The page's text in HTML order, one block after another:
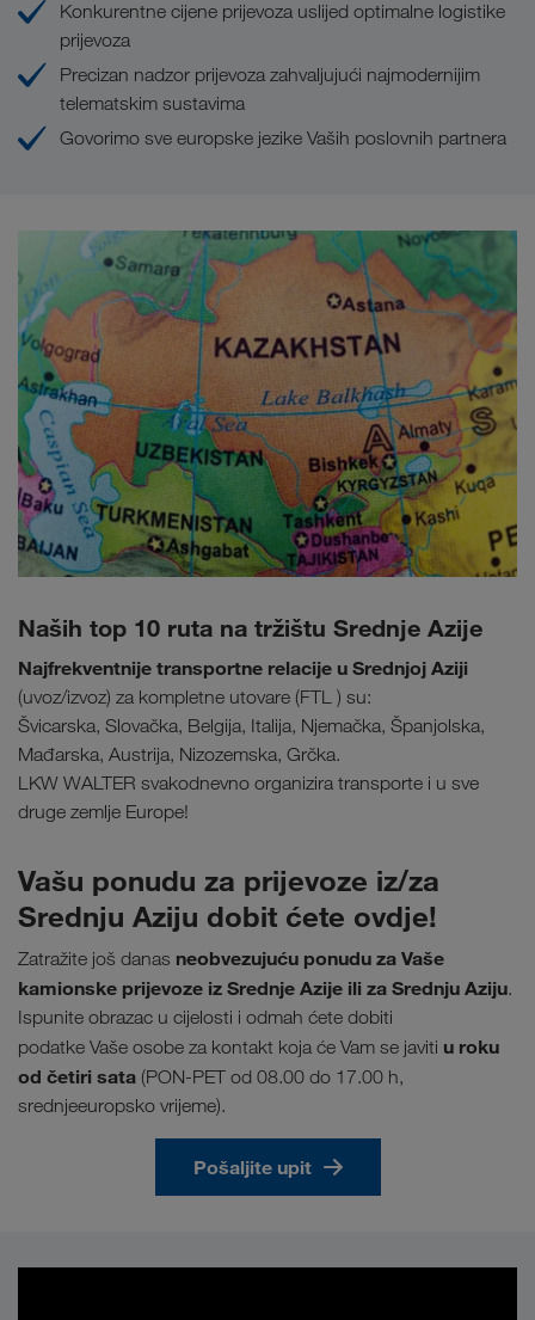
Konkurentne cijene prijevoza uslijed optimalne logistike
prijevoza
Precizan nadzor prijevoza zahvaljujući najmodernijim
telematskim sustavima
Govorimo sve europske jezike Vaših poslovnih partnera
Naših top 10 ruta na tržištu Srednje Azije
Najfrekventnije transportne relacije u Srednjoj Aziji
(uvoz/izvoz) za kompletne utovare (FTL ) su:
Švicarska, Slovačka, Belgija, Italija, Njemačka, Španjolska,
Mađarska, Austrija, Nizozemska, Grčka.
LKW WALTER svakodnevno organizira transporte i u sve
druge zemlje Europe!
Vašu ponudu za prijevoze iz/za
Srednju Aziju dobit ćete ovdje!
Zatražite još danas neobvezujuću ponudu za Vaše
kamionske prijevoze iz Srednje Azije ili za Srednju Aziju.
Ispunite obrazac u cijelosti i odmah ćete dobiti
podatke Vaše osobe za kontakt koja će Vam se javiti u roku
od četiri sata (PON-PET od 08.00 do 17.00 h,
srednjeeuropsko vrijeme).
Pošaljite upit